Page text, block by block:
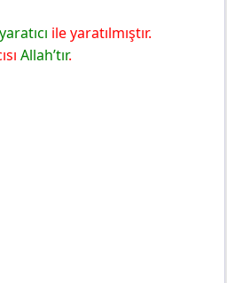
yaratıcı ile yaratılmıştır.
Allah’tır.